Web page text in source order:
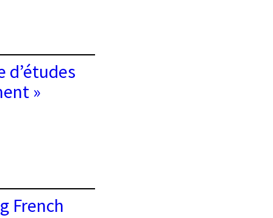
d’études
»
French